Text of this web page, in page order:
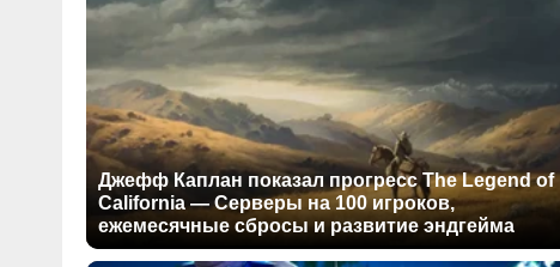
Джефф Каплан показал прогресс The Legend of
California — Серверы на 100 игроков,
ежемесячные сбросы и развитие эндгейма